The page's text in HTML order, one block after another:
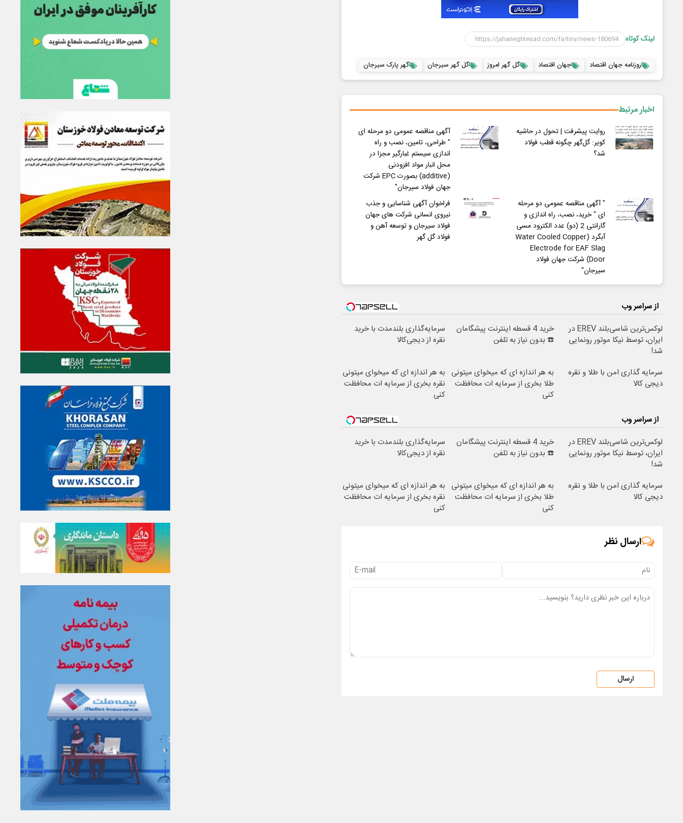
لینک کوتاه
روزنامه جهان اقتصاد جهان اقتصاد گل گهر امروز گل گهر سیرجان گهر پارک سیرجان
اخبار مرتبط
روایت پیشرفت | تحول در حاشیه
کویر: گل‌گهر چگونه قطب فولاد
شد؟
آگهی مناقصه عمومی دو مرحله ای
" طراحی، تامین، نصب و راه
اندازی سیستم غبارگیر مجزا در
محل انبار مواد افزودنی
(additive) بصورت EPC شرکت
جهان فولاد سیرجان"
" آگهی مناقصه عمومی دو مرحله
ای " خرید، نصب، راه اندازی و
گارانتی 2 (دو) عدد الکترود مسی
آبگرد (Water Cooled Copper
Electrode for EAF Slag
Door) شرکت جهان فولاد
سیرجان"
فراخوان آگهی شناسایی و جذب
نیروی انسانی شرکت های جهان
فولاد سیرجان و توسعه آهن و
فولاد گل گهر
از سراسر وب
لوکس‌ترین شاسی‌بلند EREV در
ایران، توسط نیکا موتور رونمایی
شد!
خرید 4 قسطه اینترنت پیشگامان
☎️ بدون نیاز به تلفن
سرمایه‌گذاری بلندمدت با خرید
نقره از دیجی‌کالا
سرمایه گذاری امن با طلا و نقره
دیجی کالا
به هر اندازه ای که میخوای میتونی
طلا بخری از سرمایه ات محافظت
کنی
به هر اندازه ای که میخوای میتونی
نقره بخری از سرمایه ات محافظت
کنی
از سراسر وب
لوکس‌ترین شاسی‌بلند EREV در
ایران، توسط نیکا موتور رونمایی
شد!
خرید 4 قسطه اینترنت پیشگامان
☎️ بدون نیاز به تلفن
سرمایه‌گذاری بلندمدت با خرید
نقره از دیجی‌کالا
سرمایه گذاری امن با طلا و نقره
دیجی کالا
به هر اندازه ای که میخوای میتونی
طلا بخری از سرمایه ات محافظت
کنی
به هر اندازه ای که میخوای میتونی
نقره بخری از سرمایه ات محافظت
کنی
ارسال نظر
ارسال